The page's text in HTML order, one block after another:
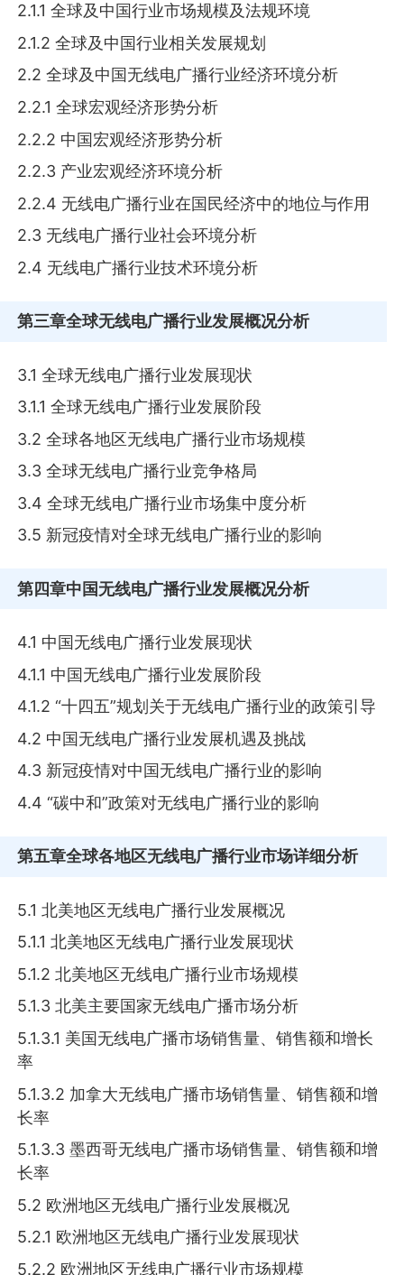
2.1.1 全球及中国行业市场规模及法规环境
2.1.2 全球及中国行业相关发展规划
2.2 全球及中国无线电广播行业经济环境分析
2.2.1 全球宏观经济形势分析
2.2.2 中国宏观经济形势分析
2.2.3 产业宏观经济环境分析
2.2.4 无线电广播行业在国民经济中的地位与作用
2.3 无线电广播行业社会环境分析
2.4 无线电广播行业技术环境分析
第三章全球无线电广播行业发展概况分析
3.1 全球无线电广播行业发展现状
3.1.1 全球无线电广播行业发展阶段
3.2 全球各地区无线电广播行业市场规模
3.3 全球无线电广播行业竞争格局
3.4 全球无线电广播行业市场集中度分析
3.5 新冠疫情对全球无线电广播行业的影响
第四章中国无线电广播行业发展概况分析
4.1 中国无线电广播行业发展现状
4.1.1 中国无线电广播行业发展阶段
4.1.2 “十四五”规划关于无线电广播行业的政策引导
4.2 中国无线电广播行业发展机遇及挑战
4.3 新冠疫情对中国无线电广播行业的影响
4.4 “碳中和”政策对无线电广播行业的影响
第五章全球各地区无线电广播行业市场详细分析
5.1 北美地区无线电广播行业发展概况
5.1.1 北美地区无线电广播行业发展现状
5.1.2 北美地区无线电广播行业市场规模
5.1.3 北美主要国家无线电广播市场分析
5.1.3.1 美国无线电广播市场销售量、销售额和增长
率
5.1.3.2 加拿大无线电广播市场销售量、销售额和增
长率
5.1.3.3 墨西哥无线电广播市场销售量、销售额和增
长率
5.2 欧洲地区无线电广播行业发展概况
5.2.1 欧洲地区无线电广播行业发展现状
5.2.2 欧洲地区无线电广播行业市场规模